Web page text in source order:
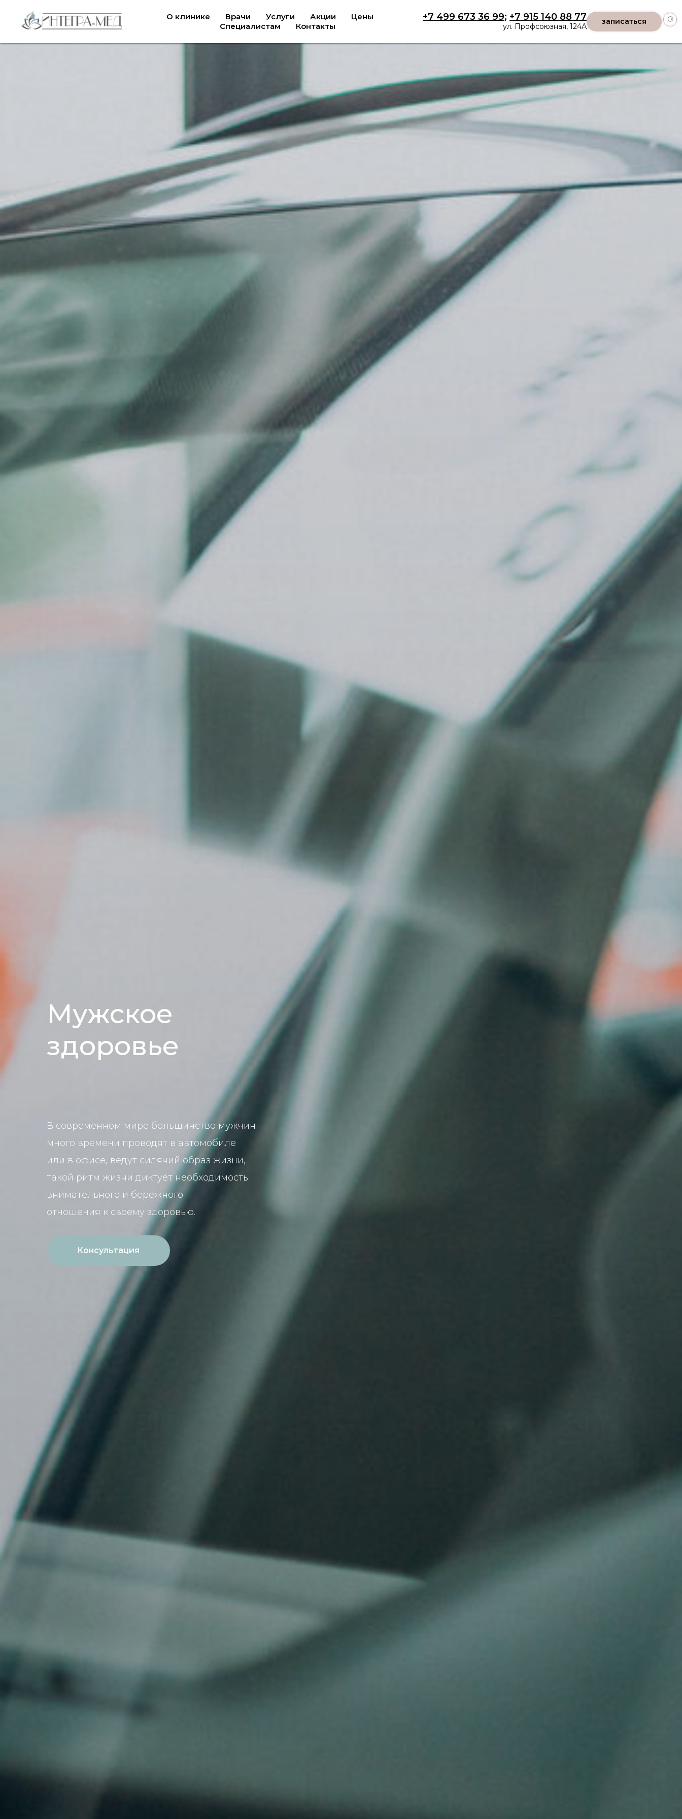
О клинике Врачи Услуги Акции
Цены
Специалистам
Контакты
+7 499 673 36 99; +7 915 140 88 77
ул. Профсоюзная, 124А
записаться
Мужское
здоровье
В современном мире большинство мужчин
много времени проводят в автомобиле
или в офисе, ведут сидячий образ жизни,
такой ритм жизни диктует необходимость
внимательного и бережного
отношения к своему здоровью.
Консультация